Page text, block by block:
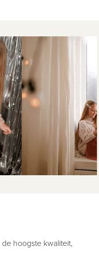
hoogste kwaliteit,